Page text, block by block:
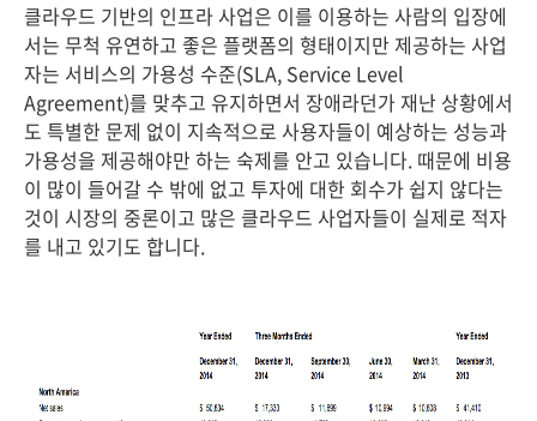
클라우드 기반의 인프라 사업은 이를 이용하는 사람의 입장에
서는 무척 유연하고 좋은 플랫폼의 형태이지만 제공하는 사업
자는 서비스의 가용성 수준(SLA, Service Level
Agreement)를 맞추고 유지하면서 장애라던가 재난 상황에서
도 특별한 문제 없이 지속적으로 사용자들이 예상하는 성능과
가용성을 제공해야만 하는 숙제를 안고 있습니다. 때문에 비용
이 많이 들어갈 수 밖에 없고 투자에 대한 회수가 쉽지 않다는
것이 시장의 중론이고 많은 클라우드 사업자들이 실제로 적자
를 내고 있기도 합니다.